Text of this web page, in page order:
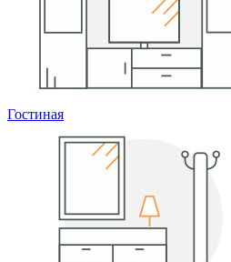
Гостиная